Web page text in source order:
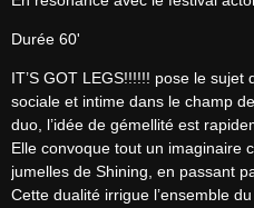
Durée 60'
IT’S GOT LEGS!!!!!! pose le sujet
sociale et intime dans le champ
duo, l’idée de gémellité est
Elle convoque tout un imaginaire
jumelles de Shining, en passant
Cette dualité irrigue l’ensemble